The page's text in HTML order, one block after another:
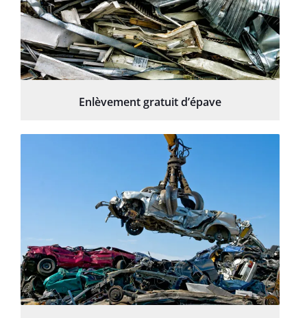
Enlèvement gratuit d’épave